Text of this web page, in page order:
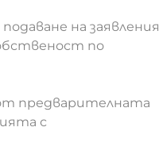
на заявления
по
предварителната
с